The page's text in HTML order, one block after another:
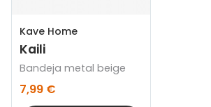
Kave Home
Kaili
Bandeja metal beige
7,99 €